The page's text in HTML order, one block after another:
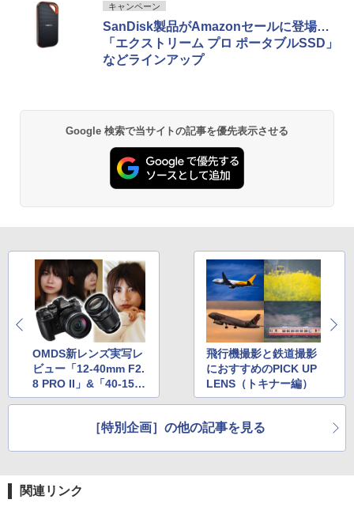
キャンペーン
SanDisk製品がAmazonセールに登場…
「エクストリーム プロ ポータブルSSD」
などラインアップ
Google 検索で当サイトの記事を優先表示させる
OMDS新レンズ実写レ
ビュー「12-40mm F2.
8 PRO II」&「40-150
mm F4.0 PRO」…そ
OM-1の魅力とは？
飛行機撮影と鉄道撮影
におすすめのPICK UP
LENS（トキナー編）
［特別企画］の他の記事を見る
関連リンク